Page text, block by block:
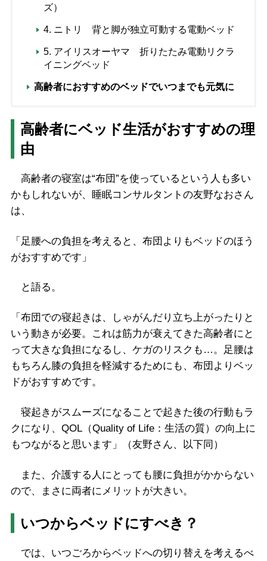
ズ）
4. ニトリ 背と脚が独立可動する電動ベッド
5. アイリスオーヤマ 折りたたみ電動リクラ
イニングベッド
高齢者におすすめのベッドでいつまでも元気に
高齢者にベッド生活がおすすめの理
由
高齢者の寝室は“布団”を使っているという人も多い
かもしれないが、睡眠コンサルタントの友野なおさん
は、
「足腰への負担を考えると、布団よりもベッドのほう
がおすすめです」
と語る。
「布団での寝起きは、しゃがんだり立ち上がったりと
いう動きが必要。これは筋力が衰えてきた高齢者にと
って大きな負担になるし、ケガのリスクも…。足腰は
もちろん膝の負担を軽減するためにも、布団よりベッ
ドがおすすめです。
寝起きがスムーズになることで起きた後の行動もラ
クになり、QOL（Quality of Life：生活の質）の向上に
もつながると思います」（友野さん、以下同）
また、介護する人にとっても腰に負担がかからない
ので、まさに両者にメリットが大きい。
いつからベッドにすべき？
では、いつごろからベッドへの切り替えを考えるべ